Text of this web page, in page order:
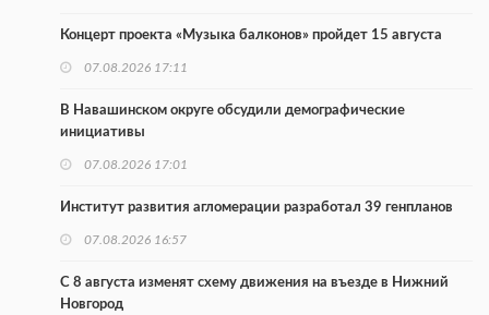
Концерт проекта «Музыка балконов» пройдет 15 августа
07.08.2026 17:11
В Навашинском округе обсудили демографические
инициативы
07.08.2026 17:01
Институт развития агломерации разработал 39 генпланов
07.08.2026 16:57
С 8 августа изменят схему движения на въезде в Нижний
Новгород